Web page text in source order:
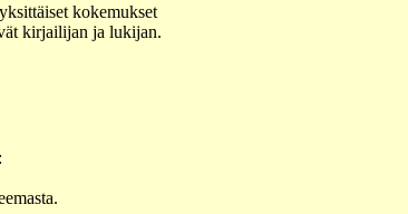
kokemukset
kirjailijan ja lukijan.